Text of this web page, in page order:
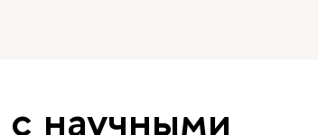
научными